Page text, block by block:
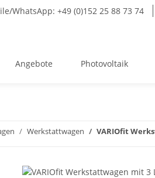
WhatsApp: +49 (0)152 25 88 73 74
Angebote Photovoltaik
Werkstattwagen VARIOfit